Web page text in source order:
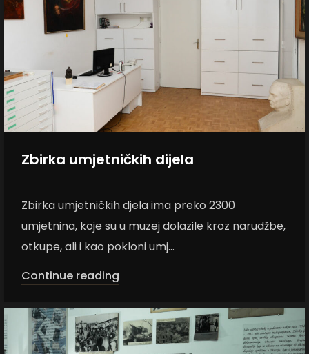
Zbirka umjetničkih dijela
Zbirka umjetničkih djela ima preko 2300
umjetnina, koje su u muzej dolazile kroz narudžbe,
otkupe, ali i kao pokloni umj...
Continue reading